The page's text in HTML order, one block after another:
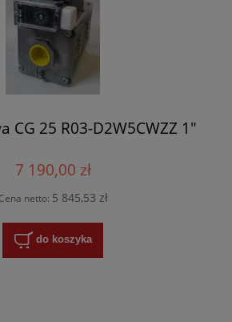
CG 25 R03-D2W5CWZZ 1"
7 190,00 zł
Cena netto: 5 845,53 zł
do koszyka